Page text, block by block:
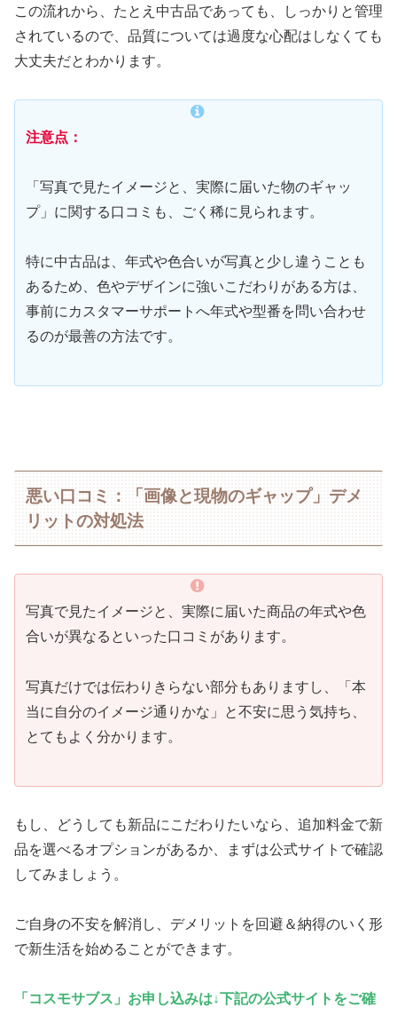
この流れから、たとえ中古品であっても、しっかりと管理
されているので、品質については過度な心配はしなくても
大丈夫だとわかります。
注意点：
「写真で見たイメージと、実際に届いた物のギャッ
プ」に関する口コミも、ごく稀に見られます。
特に中古品は、年式や色合いが写真と少し違うことも
あるため、色やデザインに強いこだわりがある方は、
事前にカスタマーサポートへ年式や型番を問い合わせ
るのが最善の方法です。
悪い口コミ：「画像と現物のギャップ」デメ
リットの対処法
写真で見たイメージと、実際に届いた商品の年式や色
合いが異なるといった口コミがあります。
写真だけでは伝わりきらない部分もありますし、「本
当に自分のイメージ通りかな」と不安に思う気持ち、
とてもよく分かります。
もし、どうしても新品にこだわりたいなら、追加料金で新
品を選べるオプションがあるか、まずは公式サイトで確認
してみましょう。
ご自身の不安を解消し、デメリットを回避＆納得のいく形
で新生活を始めることができます。
「コスモサブス」お申し込みは↓下記の公式サイトをご確